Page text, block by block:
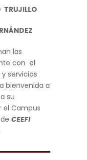
TRUJILLO
las
con el
servicios
bienvenida a
su
el Campus
CEEFI